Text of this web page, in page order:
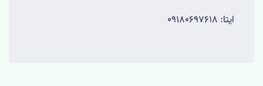
ایتا: 09180697618